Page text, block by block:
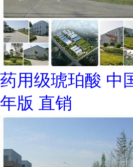
药用级琥珀酸 中
年版 直销